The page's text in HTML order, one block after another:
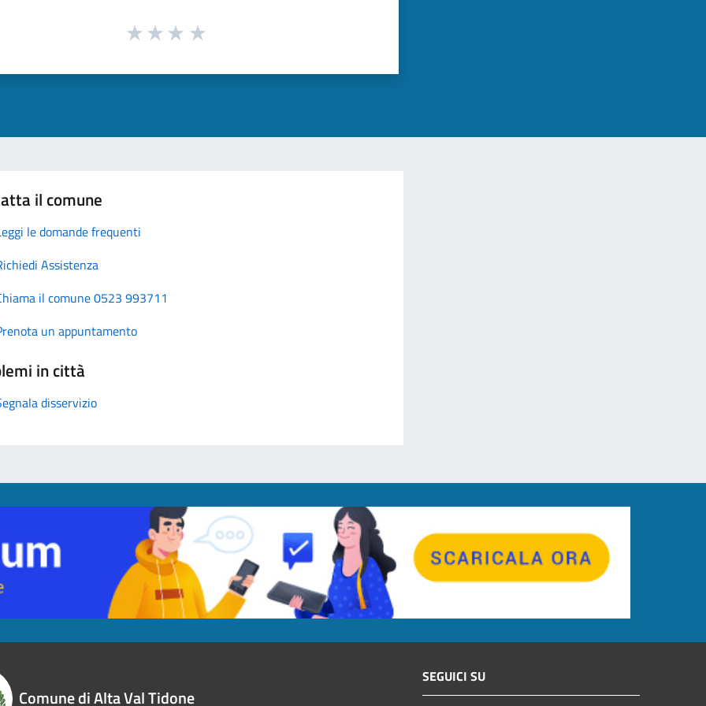
il comune
le domande frequenti
Assistenza
il comune 0523 993711
un appuntamento
in città
disservizio
Comune di Alta Val Tidone
SEGUICI SU